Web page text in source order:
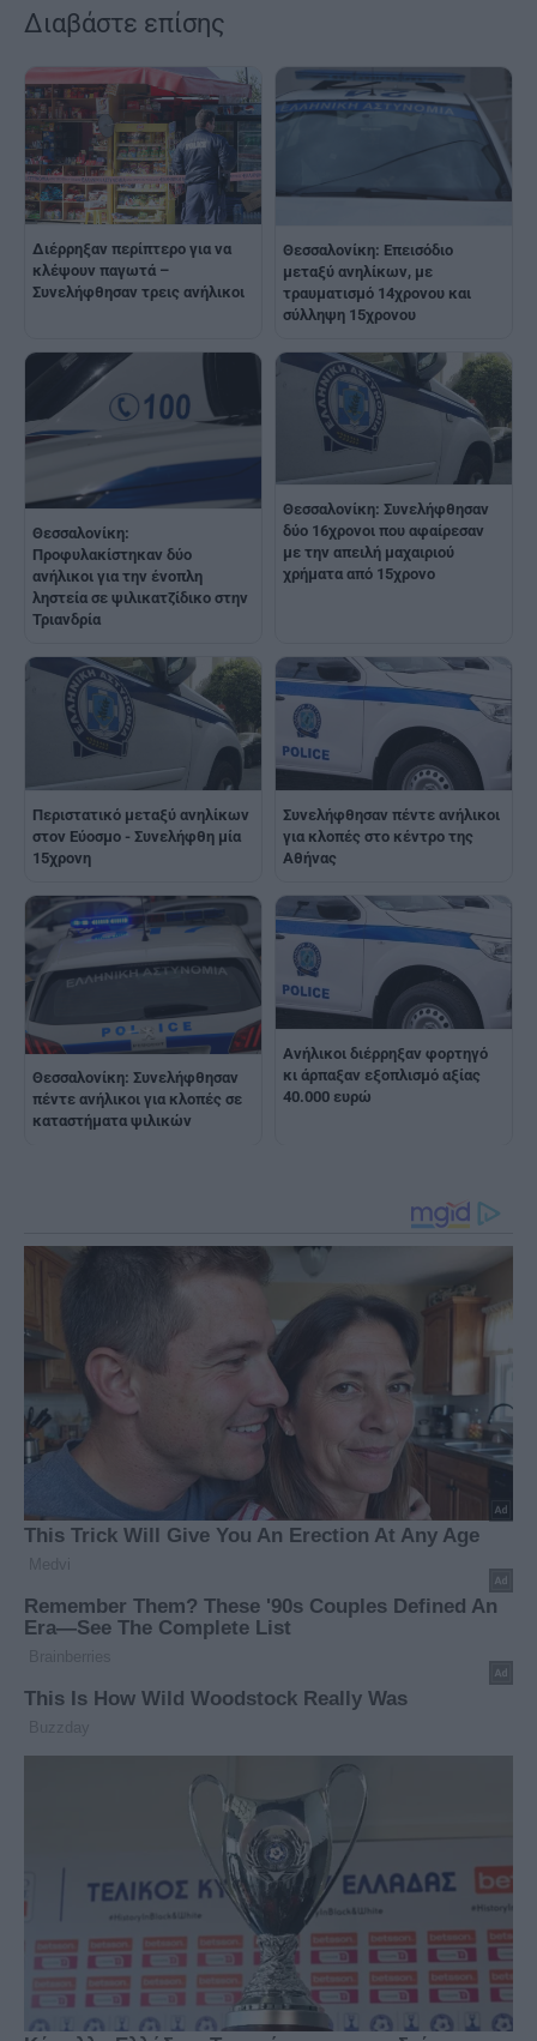
Διαβάστε επίσης
Διέρρηξαν περίπτερο για να
κλέψουν παγωτά –
Συνελήφθησαν τρεις ανήλικοι
Θεσσαλονίκη: Επεισόδιο
μεταξύ ανηλίκων, με
τραυματισμό 14χρονου και
σύλληψη 15χρονου
Θεσσαλονίκη:
Προφυλακίστηκαν δύο
ανήλικοι για την ένοπλη
ληστεία σε ψιλικατζίδικο στην
Τριανδρία
Θεσσαλονίκη: Συνελήφθησαν
δύο 16χρονοι που αφαίρεσαν
με την απειλή μαχαιριού
χρήματα από 15χρονο
Περιστατικό μεταξύ ανηλίκων
στον Εύοσμο - Συνελήφθη μία
15χρονη
Συνελήφθησαν πέντε ανήλικοι
για κλοπές στο κέντρο της
Αθήνας
Θεσσαλονίκη: Συνελήφθησαν
πέντε ανήλικοι για κλοπές σε
καταστήματα ψιλικών
Ανήλικοι διέρρηξαν φορτηγό
κι άρπαξαν εξοπλισμό αξίας
40.000 ευρώ